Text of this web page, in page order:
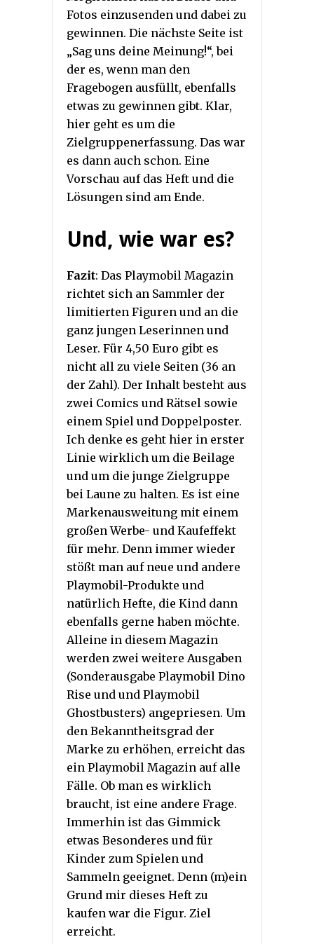
Fotos einzusenden und dabei zu
gewinnen. Die nächste Seite ist
„Sag uns deine Meinung!“, bei
der es, wenn man den
Fragebogen ausfüllt, ebenfalls
etwas zu gewinnen gibt. Klar,
hier geht es um die
Zielgruppenerfassung. Das war
es dann auch schon. Eine
Vorschau auf das Heft und die
Lösungen sind am Ende.
Und, wie war es?
Fazit: Das Playmobil Magazin
richtet sich an Sammler der
limitierten Figuren und an die
ganz jungen Leserinnen und
Leser. Für 4,50 Euro gibt es
nicht all zu viele Seiten (36 an
der Zahl). Der Inhalt besteht aus
zwei Comics und Rätsel sowie
einem Spiel und Doppelposter.
Ich denke es geht hier in erster
Linie wirklich um die Beilage
und um die junge Zielgruppe
bei Laune zu halten. Es ist eine
Markenausweitung mit einem
großen Werbe- und Kaufeffekt
für mehr. Denn immer wieder
stößt man auf neue und andere
Playmobil-Produkte und
natürlich Hefte, die Kind dann
ebenfalls gerne haben möchte.
Alleine in diesem Magazin
werden zwei weitere Ausgaben
(Sonderausgabe Playmobil Dino
Rise und und Playmobil
Ghostbusters) angepriesen. Um
den Bekanntheitsgrad der
Marke zu erhöhen, erreicht das
ein Playmobil Magazin auf alle
Fälle. Ob man es wirklich
braucht, ist eine andere Frage.
Immerhin ist das Gimmick
etwas Besonderes und für
Kinder zum Spielen und
Sammeln geeignet. Denn (m)ein
Grund mir dieses Heft zu
kaufen war die Figur. Ziel
erreicht.